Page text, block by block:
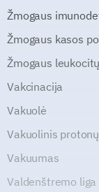
Žmogaus
Žmogaus kasos
Žmogaus
Vakcinacija
Vakuolė
Vakuolinis
Vakuumas
Valdenštremo liga